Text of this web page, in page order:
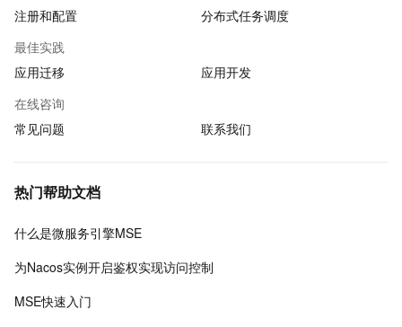
注册和配置
分布式任务调度
最佳实践
应用迁移
应用开发
在线咨询
常见问题
联系我们
热门帮助文档
什么是微服务引擎MSE
为Nacos实例开启鉴权实现访问控制
MSE快速入门